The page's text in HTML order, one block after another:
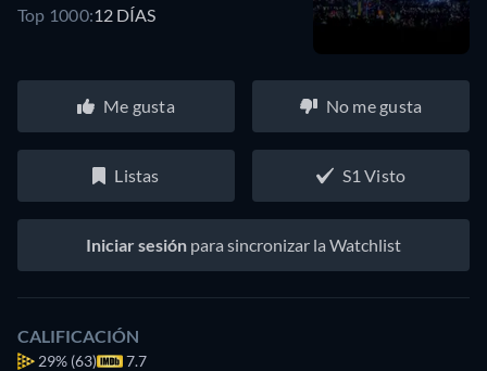
Top 1000:12 DÍAS
Me gusta No me gusta
Listas S1 Visto
Iniciar sesión para sincronizar la Watchlist
CALIFICACIÓN
29% (63) 7.7